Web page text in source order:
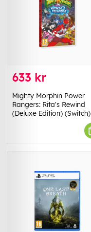
633 kr
Mighty Morphin Power
Rangers: Rita's Rewind
(Deluxe Edition) (Switch)